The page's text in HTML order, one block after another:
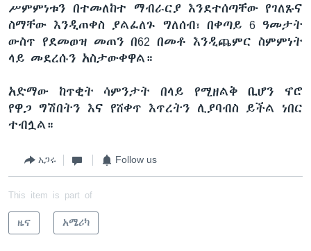
ሥምምነቱን በተመለከተ ማብራርያ እንደተሰጣቸው የገለጹና
ስማቸው እንዲጠቀስ ያልፈለጉ ግለሰብ፣ በቀጣይ 6 ዓመታት
ውስጥ የደመወዝ መጠን በ62 በመቶ እንዲጨምር ስምምነት
ላይ መደረሱን አስታውቀዋል።
አድማው ከጥቂት ሳምንታት በላይ የሚዘልቅ ቢሆን ኖሮ
የዋጋ ግሽበትን እና የሸቀጥ እጥረትን ሊያባብስ ይችል ነበር
ተብሏል።
አጋሩ Follow us
This item is part of
ዜና አሜሪካ